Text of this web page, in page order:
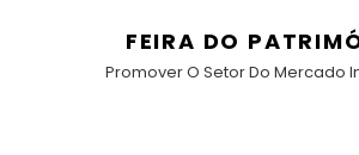
FEIRA DO
Promover O Setor Do Mercado